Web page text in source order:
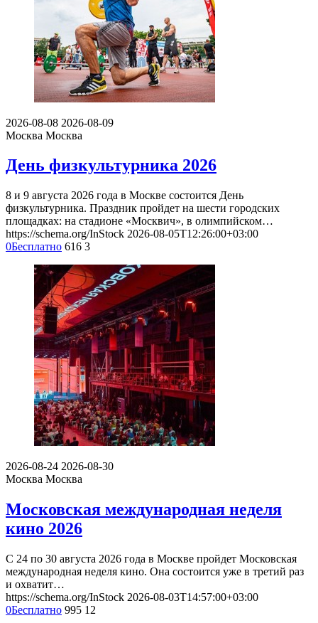
2026-08-08 2026-08-09
Москва Москва
День физкультурника 2026
8 и 9 августа 2026 года в Москве состоится День
физкультурника. Праздник пройдет на шести городских
площадках: на стадионе «Москвич», в олимпийском…
https://schema.org/InStock 2026-08-05T12:26:00+03:00
0Бесплатно 616 3
2026-08-24 2026-08-30
Москва Москва
Московская международная неделя
кино 2026
С 24 по 30 августа 2026 года в Москве пройдет Московская
международная неделя кино. Она состоится уже в третий раз
и охватит…
https://schema.org/InStock 2026-08-03T14:57:00+03:00
0Бесплатно 995 12